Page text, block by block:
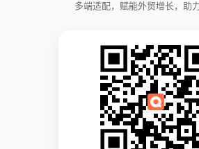
多端适配，赋能外贸增长，助